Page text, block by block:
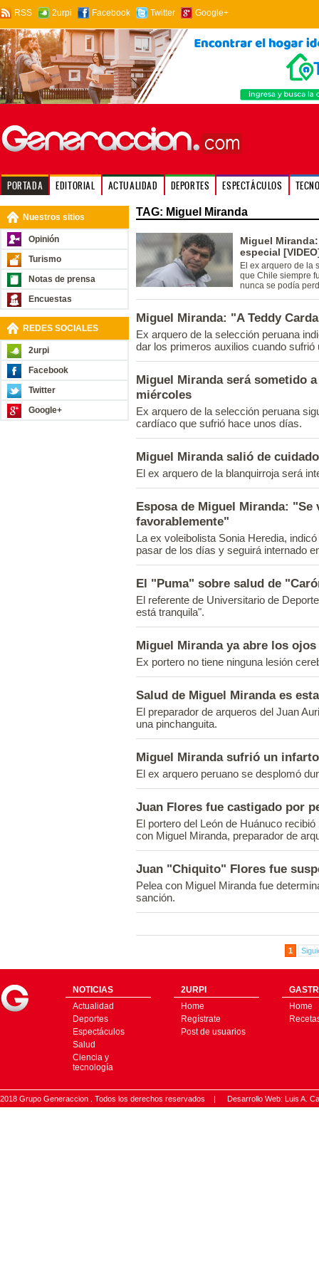
RSS 2urpi Facebook Twitter Google+
PORTADA EDITORIAL ACTUALIDAD DEPORTES ESPECTÁCULOS
Nuestros sitios
Opinión
Turismo
Notas de prensa
Encuestas
REDES SOCIALES
2urpi
Facebook
Twitter
Google+
TAG: Miguel Miranda
Miguel
especial
El ex arquero de la
que Chile siempre
nunca se podía
Miguel Miranda: "A Teddy
Ex arquero de la selección peruana
dar los primeros auxilios cuando sufrió
Miguel Miranda será sometido
miércoles
Ex arquero de la selección peruana
cardíaco que sufrió hace unos días.
Miguel Miranda salió de
El ex arquero de la blanquirroja será
Esposa de Miguel Miranda: "Se
favorablemente"
La ex voleibolista Sonia Heredia,
pasar de los días y seguirá internado
El "Puma" sobre salud de
El referente de Universitario de
está tranquila".
Miguel Miranda ya abre los
Ex portero no tiene ninguna lesión
Salud de Miguel Miranda es
El preparador de arqueros del Juan
una pinchanguita.
Miguel Miranda sufrió un
El ex arquero peruano se desplomó
Juan Flores fue castigado por
El portero del León de Huánuco
con Miguel Miranda, preparador de
Juan "Chiquito" Flores fue
Pelea con Miguel Miranda fue
sanción.
1
NOTICIAS
Actualidad
Deportes
Espectáculos
Salud
Ciencia y
tecnología
2URPI
Home
Regístrate
Post de usuarios
Home
2018 Grupo Generaccion . Todos los derechos reservados | Desarrollo Web: Luis